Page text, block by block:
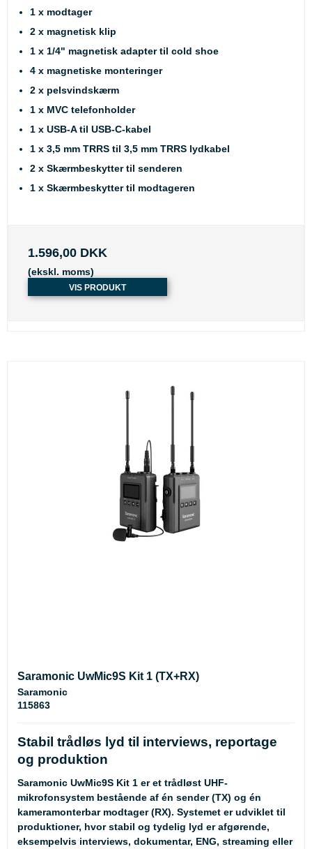
1 x modtager
2 x magnetisk klip
1 x 1/4" magnetisk adapter til cold shoe
4 x magnetiske monteringer
2 x pelsvindskærm
1 x MVC telefonholder
1 x USB-A til USB-C-kabel
1 x 3,5 mm TRRS til 3,5 mm TRRS lydkabel
2 x Skærmbeskytter til senderen
1 x Skærmbeskytter til modtageren
1.596,00 DKK
(ekskl. moms)
VIS PRODUKT
Saramonic UwMic9S Kit 1 (TX+RX)
Saramonic
115863
Stabil trådløs lyd til interviews, reportage
og produktion
Saramonic UwMic9S Kit 1 er et trådløst UHF-
mikrofonsystem bestående af én sender (TX) og én
kameramonterbar modtager (RX). Systemet er udviklet til
produktioner, hvor stabil og tydelig lyd er afgørende,
eksempelvis interviews, dokumentar, ENG, streaming eller